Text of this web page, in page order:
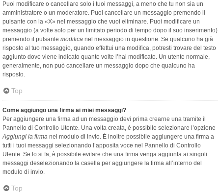
Puoi modificare o cancellare solo i tuoi messaggi, a meno che tu non sia un
amministratore o un moderatore. Puoi cancellare un messaggio premendo il
pulsante con la «X» nel messaggio che vuoi eliminare. Puoi modificare un
messaggio (a volte solo per un limitato periodo di tempo dopo il suo inserimento)
premendo il pulsante modifica nel messaggio in questione. Se qualcuno ha già
risposto al tuo messaggio, quando effettui una modifica, potresti trovare del testo
aggiunto dove viene indicato quante volte l’hai modificato. Un utente normale,
generalmente, non può cancellare un messaggio dopo che qualcuno ha
risposto.
Top
Come aggiungo una firma ai miei messaggi?
Per aggiungere una firma ad un messaggio devi prima crearne una tramite il
Pannello di Controllo Utente. Una volta creata, è possibile selezionare l’opzione
Aggiungi la firma nel modulo di invio. È inoltre possibile aggiungere una firma a
tutti i tuoi messaggi selezionando l’apposita voce nel Pannello di Controllo
Utente. Se lo si fa, è possibile evitare che una firma venga aggiunta ai singoli
messaggi deselezionando la casella per aggiungere la firma all’interno del
modulo di invio.
Top